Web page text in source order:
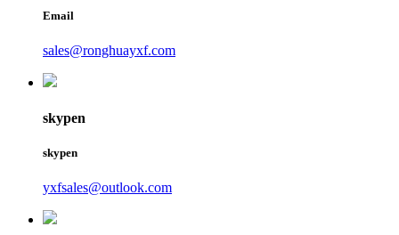
Email
sales@ronghuayxf.com
skypen
skypen
yxfsales@outlook.com